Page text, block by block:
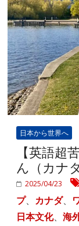
日本から世界へ
【英語超
ん（カナダ
2025/04/23
プ、 カナダ、
日本文化、海